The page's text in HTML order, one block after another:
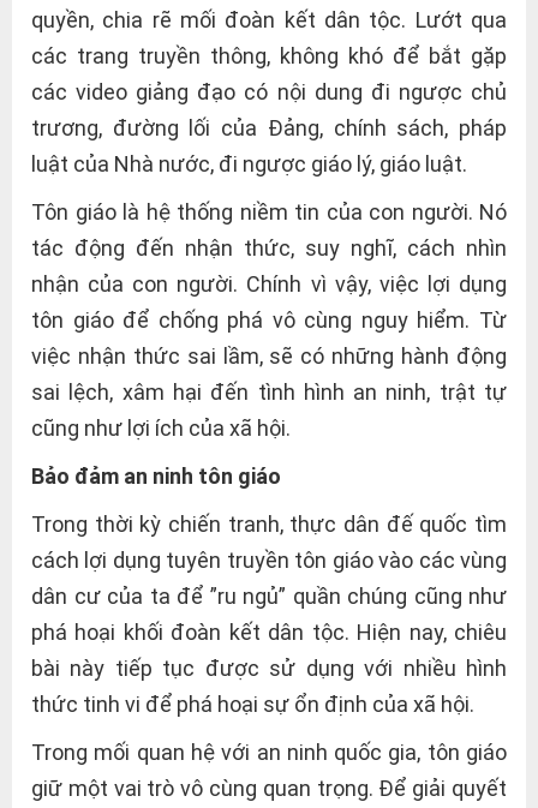
quyền, chia rẽ mối đoàn kết dân tộc. Lướt qua
các trang truyền thông, không khó để bắt gặp
các video giảng đạo có nội dung đi ngược chủ
trương, đường lối của Đảng, chính sách, pháp
luật của Nhà nước, đi ngược giáo lý, giáo luật.
Tôn giáo là hệ thống niềm tin của con người. Nó
tác động đến nhận thức, suy nghĩ, cách nhìn
nhận của con người. Chính vì vậy, việc lợi dụng
tôn giáo để chống phá vô cùng nguy hiểm. Từ
việc nhận thức sai lầm, sẽ có những hành động
sai lệch, xâm hại đến tình hình an ninh, trật tự
cũng như lợi ích của xã hội.
Bảo đảm an ninh tôn giáo
Trong thời kỳ chiến tranh, thực dân đế quốc tìm
cách lợi dụng tuyên truyền tôn giáo vào các vùng
dân cư của ta để ”ru ngủ” quần chúng cũng như
phá hoại khối đoàn kết dân tộc. Hiện nay, chiêu
bài này tiếp tục được sử dụng với nhiều hình
thức tinh vi để phá hoại sự ổn định của xã hội.
Trong mối quan hệ với an ninh quốc gia, tôn giáo
giữ một vai trò vô cùng quan trọng. Để giải quyết